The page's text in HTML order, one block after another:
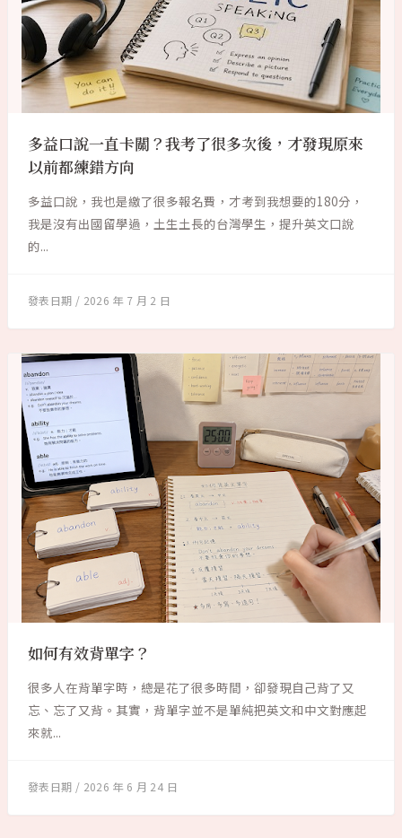
多益口說一直卡關？我考了很多次後，才發現原來
以前都練錯方向
多益口說，我也是繳了很多報名費，才考到我想要的180分，
我是沒有出國留學過，土生土長的台灣學生，提升英文口說
的...
2026 年 7 月 2 日
如何有效背單字？
很多人在背單字時，總是花了很多時間，卻發現自己背了又
忘、忘了又背。其實，背單字並不是單純把英文和中文對應起
來就...
2026 年 6 月 24 日